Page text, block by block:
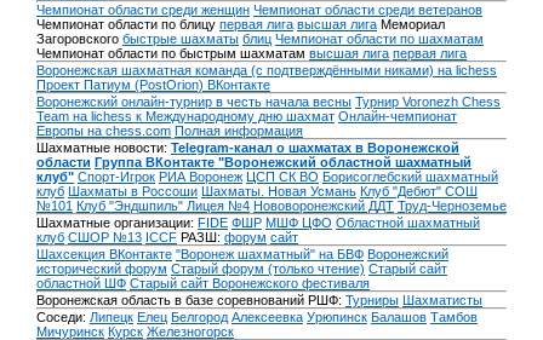
Чемпионат области среди женщин Чемпионат области среди ветеранов
Чемпионат области по блицу первая лига высшая лига Мемориал
Загоровского быстрые шахматы блиц Чемпионат области по шахматам
Чемпионат области по быстрым шахматам высшая лига первая лига
Воронежская шахматная команда (с подтверждёнными никами) на lichess
Проект Патиум (PostOrion) ВКонтакте
Воронежский онлайн-турнир в честь начала весны Турнир Voronezh Chess
Team на lichess к Международному дню шахмат Онлайн-чемпионат
Европы на chess.com Полная информация
Шахматные новости: Telegram-канал о шахматах в Воронежской
области Группа ВКонтакте "Воронежский областной шахматный
клуб" Спорт-Игрок РИА Воронеж ЦСП СК ВО Борисоглебский шахматный
клуб Шахматы в Россоши Шахматы. Новая Усмань Клуб "Дебют" СОШ
№101 Клуб "Эндшпиль" Лицея №4 Нововоронежский ДДТ Труд-Черноземье
Шахматные организации: FIDE ФШР МШФ ЦФО Областной шахматный
клуб СШОР №13 ICCF РАЗШ: форум сайт
Шахсекция ВКонтакте "Воронеж шахматный" на БВФ Воронежский
исторический форум Cтарый форум (только чтение) Старый сайт
областной ШФ Старый сайт Воронежского фестиваля
Воронежская область в базе соревнований РШФ: Турниры Шахматисты
Соседи: Липецк Елец Белгород Алексеевка Урюпинск Балашов Тамбов
Мичуринск Курск Железногорск